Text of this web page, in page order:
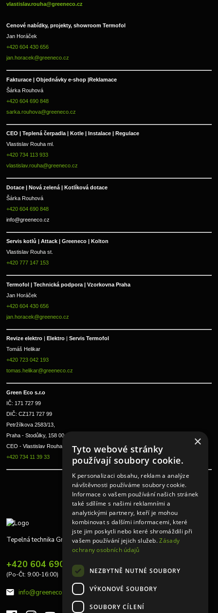
vlastislav.rouha@greeneco.cz
Cenové nabídky, projekty, showroom Termofol
Jan Horáček
+420 604 430 656
jan.horacek@greeneco.cz
Fakturace | Objednávky e-shop |Reklamace
Šárka Rouhová
+420 604 690 848
sarka.rouhova@greeneco.cz
CEO | Teplená čerpadla | Kotle | Instalace | Regulace
Vlastislav Rouha ml.
+420 734 113 933
vlastislav.rouha@greeneco.cz
Dotace | Nová zelená | Kotlíková dotace
Šárka Rouhová
+420 604 690 848
info@greeneco.cz
Servis kotlů | Attack | Greeneco | Kolton
Vlastislav Rouha st.
+420 777 147 153
Termofol | Technická podpora | Vzorkovna Praha
Jan Horáček
+420 604 430 656
jan.horacek@greeneco.cz
Revize elektro Elektro
Servis Termofol
Tomáš Helikar
+420 723 042 193
tomas.helikar@greeneco.cz
Green Eco s.r.o
IČ: 171 727 99
DIČ: CZ171 727 99
Petržílkova 2583/13,
Praha - Stodůlky, 158 00
CEO - Vlastislav Rouha ml.
+420 734 11 39 33
Tepelná technika Greeneco
+420 604 690 848
(Po-Čt: 9:00-16:00)
info@greeneco.cz
×
Tyto webové stránky
používají soubory cookie.
K personalizaci obsahu, reklam a analýze
návštěvnosti používáme soubory cookie.
Informace o vašem používání našich stránek
také sdílíme s našimi reklamními a
analytickými partnery, kteří je mohou
kombinovat s dalšími informacemi, které
jste jim poskytli nebo které shromáždili při
vašem používání jejich služeb.Zásady
ochrany osobních údajů
NEZBYTNĚ NUTNÉ SOUBORY
VÝKONOVÉ SOUBORY
SOUBORY CÍLENÍ